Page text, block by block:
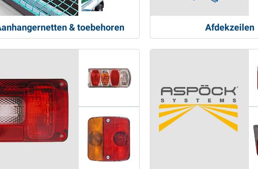
& toebehoren Afdekzeilen